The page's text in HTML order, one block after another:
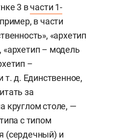
3 вчасти 1-
в части
«архетип
– модель
–
т. д. Единственное,
за
круглом столе, —
с типом
(сердечный) и